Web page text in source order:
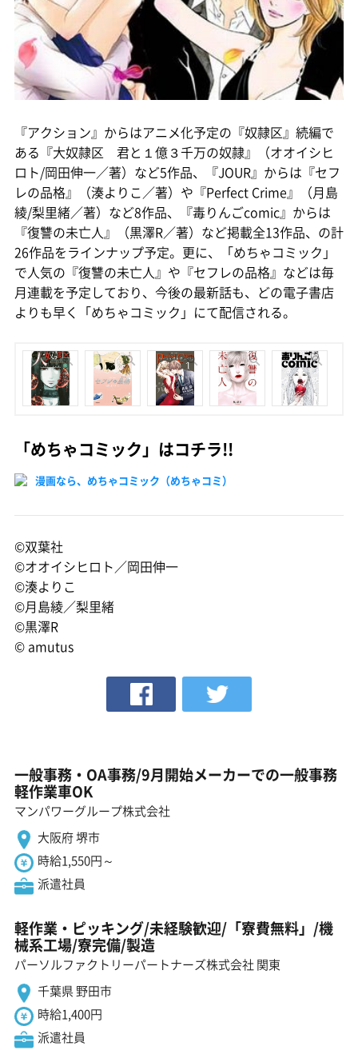
『アクション』からはアニメ化予定の『奴隷区』続編で
ある『大奴隷区 君と１億３千万の奴隷』（オオイシヒ
ロト/岡田伸一／著）など5作品、『JOUR』からは『セフ
レの品格』（湊よりこ／著）や『Perfect Crime』（月島
綾/梨里緒／著）など8作品、『毒りんごcomic』からは
『復讐の未亡人』（黒澤R／著）など掲載全13作品、の計
26作品をラインナップ予定。更に、「めちゃコミック」
で人気の『復讐の未亡人』や『セフレの品格』などは毎
月連載を予定しており、今後の最新話も、どの電子書店
よりも早く「めちゃコミック」にて配信される。
「めちゃコミック」はコチラ!!
漫画なら、めちゃコミック（めちゃコミ）
©双葉社
©オオイシヒロト／岡田伸一
©湊よりこ
©月島綾／梨里緒
©黒澤R
© amutus
一般事務・OA事務/9月開始メーカーでの一般事務
軽作業車OK
マンパワーグループ株式会社
大阪府 堺市
時給1,550円～
派遣社員
軽作業・ピッキング/未経験歓迎/「寮費無料」/機
械系工場/寮完備/製造
パーソルファクトリーパートナーズ株式会社 関東
千葉県 野田市
時給1,400円
派遣社員